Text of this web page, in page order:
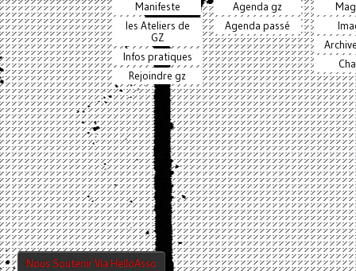
Manifeste
les Ateliers de
GZ
Infos pratiques
Rejoindre gz
Agenda gz
Agenda passé
Nous Soutenir Via HelloAsso